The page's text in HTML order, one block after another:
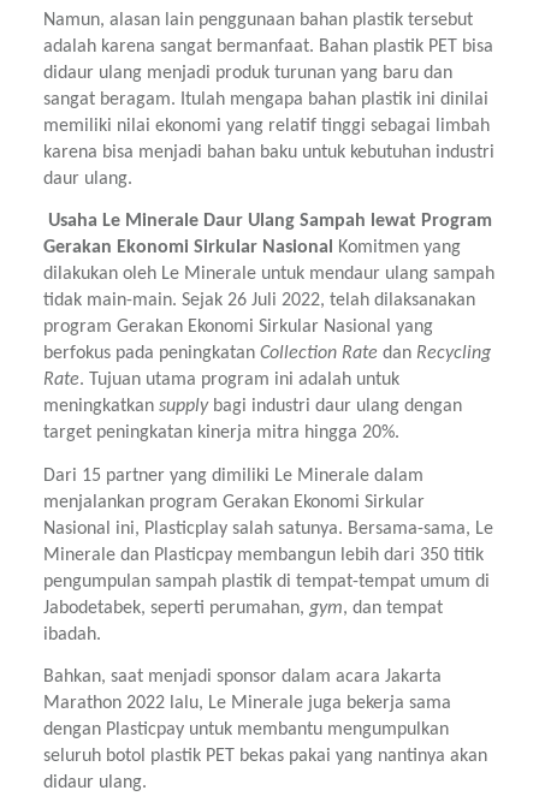
Namun, alasan lain penggunaan bahan plastik tersebut
adalah karena sangat bermanfaat. Bahan plastik PET bisa
didaur ulang menjadi produk turunan yang baru dan
sangat beragam. Itulah mengapa bahan plastik ini dinilai
memiliki nilai ekonomi yang relatif tinggi sebagai limbah
karena bisa menjadi bahan baku untuk kebutuhan industri
daur ulang.
Gerakan Ekonomi Sirkular Nasional Komitmen yang
dilakukan oleh Le Minerale untuk mendaur ulang sampah
tidak main-main. Sejak 26 Juli 2022, telah dilaksanakan
program Gerakan Ekonomi Sirkular Nasional yang
berfokus pada peningkatan Collection Rate dan Recycling
Rate. Tujuan utama program ini adalah untuk
meningkatkan supply bagi industri daur ulang dengan
target peningkatan kinerja mitra hingga 20%.
Dari 15 partner yang dimiliki Le Minerale dalam
menjalankan program Gerakan Ekonomi Sirkular
Nasional ini, Plasticplay salah satunya. Bersama-sama, Le
Minerale dan Plasticpay membangun lebih dari 350 titik
pengumpulan sampah plastik di tempat-tempat umum di
Jabodetabek, seperti perumahan, gym, dan tempat
ibadah.
Bahkan, saat menjadi sponsor dalam acara Jakarta
Marathon 2022 lalu, Le Minerale juga bekerja sama
dengan Plasticpay untuk membantu mengumpulkan
seluruh botol plastik PET bekas pakai yang nantinya akan
didaur ulang.